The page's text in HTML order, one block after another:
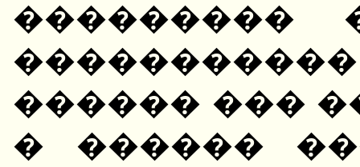
���������
������ ���
� ������